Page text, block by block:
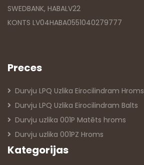
SWEDBANK, HABALV22
KONTS LV04HABA0551040279777
Preces
Durvju LPQ Uzlika Eirocilindram Hroms
Durvju LPQ Uzlika Eirocilindram Balts
Durvju uzlika 001P Matēts hroms
Durvju uzlika 001PZ Hroms
Kategorijas